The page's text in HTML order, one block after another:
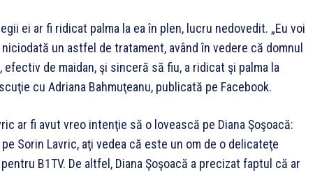
ei ar fi ridicat palma la ea în plen, lucru nedovedit. „Eu voi
un astfel de tratament, având în vedere că domnul
de maidan, şi sinceră să fiu, a ridicat şi palma la
cu Adriana Bahmuţeanu, publicată pe Facebook.
ar fi avut vreo intenţie să o lovească pe Diana Şoşoacă:
Sorin Lavric, aţi vedea că este un om de o delicateţe
B1TV. De altfel, Diana Şoşoacă a precizat faptul că ar